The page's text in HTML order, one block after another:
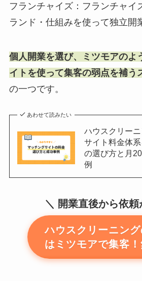
フランチャイズ：フランチャイ
ランド・仕組みを使って独立開
個人開業を選び、ミツモアのよ
イトを使って集客の弱点を補う
の一つです。
あわせて読みたい
ハウスクリー
サイト料金体
の選び方と月
例
開業直後から依頼
ハウスクリーニン
はミツモアで集客